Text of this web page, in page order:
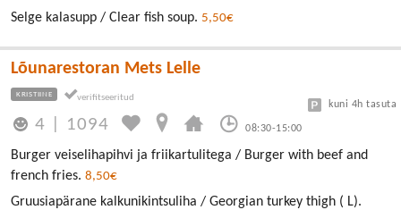
Selge kalasupp / Clear fish soup. 5,50€
Lõunarestoran Mets Lelle
KRISTIINE
4 1094 08:30-15:00
kuni 4h tasuta
Burger veiselihapihvi ja friikartulitega / Burger with beef and
french fries. 8,50€
Gruusiapärane kalkunikintsuliha / Georgian turkey thigh ( L).